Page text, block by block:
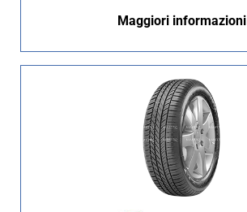
Maggiori informazioni